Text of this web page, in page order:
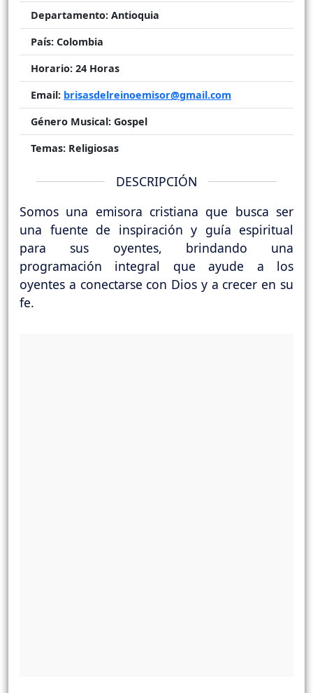
Departamento: Antioquia
País: Colombia
Horario: 24 Horas
Email: brisasdelreinoemisor@gmail.com
Género Musical: Gospel
Temas: Religiosas
DESCRIPCIÓN
Somos una emisora cristiana que busca ser
una fuente de inspiración y guía espiritual
para sus oyentes, brindando una
programación integral que ayude a los
oyentes a conectarse con Dios y a crecer en su
fe.